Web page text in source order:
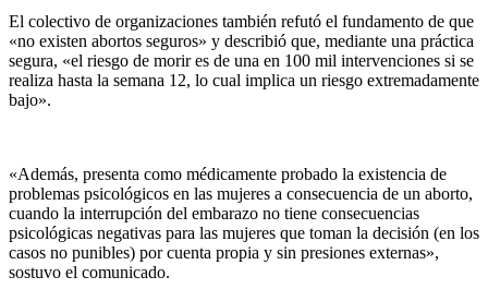
El colectivo de organizaciones también refutó el fundamento de que
«no existen abortos seguros» y describió que, mediante una práctica
segura, «el riesgo de morir es de una en 100 mil intervenciones si se
realiza hasta la semana 12, lo cual implica un riesgo extremadamente
bajo».
«Además, presenta como médicamente probado la existencia de
problemas psicológicos en las mujeres a consecuencia de un aborto,
cuando la interrupción del embarazo no tiene consecuencias
psicológicas negativas para las mujeres que toman la decisión (en los
casos no punibles) por cuenta propia y sin presiones externas»,
sostuvo el comunicado.